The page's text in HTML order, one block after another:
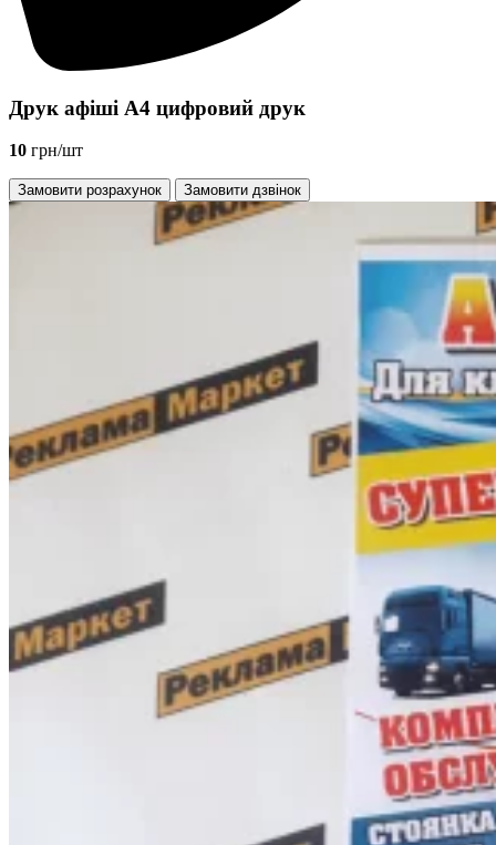
Друк афіші А4 цифровий друк
10 грн/шт
Замовити розрахунок Замовити дзвінок